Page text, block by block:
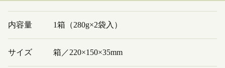
内容量 1箱（280g×2袋入）
サイズ 箱／220×150×35mm